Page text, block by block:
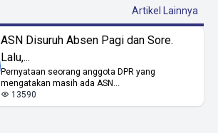
Artikel Lainnya
ASN Disuruh Absen Pagi dan Sore.
Lalu,...
Pernyataan seorang anggota DPR yang
mengatakan masih ada ASN...
13590